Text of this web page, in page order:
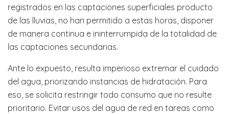
registrados en las captaciones superficiales producto
de las lluvias, no han permitido a estas horas, disponer
de manera continua e ininterrumpida de la totalidad de
las captaciones secundarias.
Ante lo expuesto, resulta imperioso extremar el cuidado
del agua, priorizando instancias de hidratación. Para
eso, se solicita restringir todo consumo que no resulte
prioritario. Evitar usos del agua de red en tareas como